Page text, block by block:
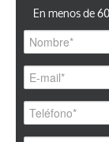
En menos de